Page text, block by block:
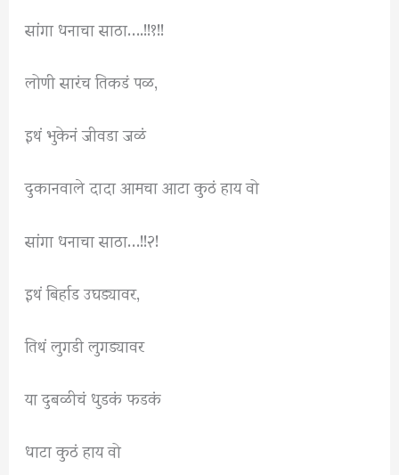
सांगा धनाचा साठा….!!१!!
लोणी सारंच तिकडं पळ,
इथं भुकेनं जीवडा जळं
दुकानवाले दादा आमचा आटा कुठं हाय वो
सांगा धनाचा साठा…!!२!
इथं बिर्हाड उघड्यावर,
तिथं लुगडी लुगड्यावर
या दुबळीचं धुडकं फडकं
धाटा कुठं हाय वो